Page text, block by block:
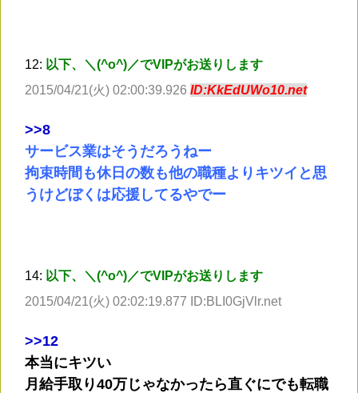
12: 以下、＼(^o^)／でVIPがお送りします
2015/04/21(火) 02:00:39.926 ID:KkEdUWo10.net
>>8
サービス業はそうだろうねー
拘束時間も休日の数も他の職種よりキツイと思
うけどぼくは応援してるやでー
14: 以下、＼(^o^)／でVIPがお送りします
2015/04/21(火) 02:02:19.877 ID:BLI0GjVlr.net
>>12
本当にキツい
月給手取り40万じゃなかったら直ぐにでも転職